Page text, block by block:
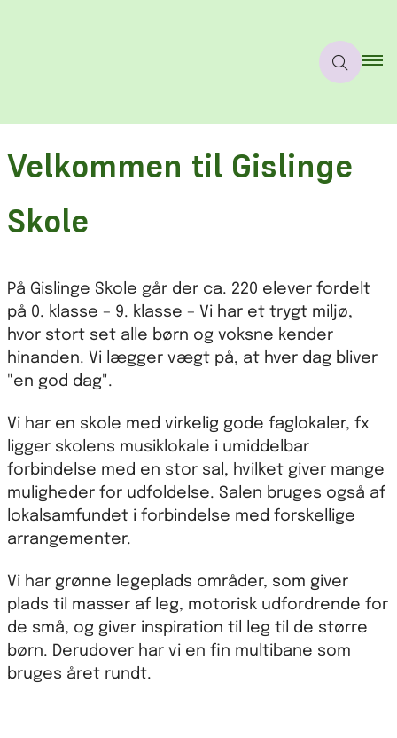
Velkommen til Gislinge
Skole
På Gislinge Skole går der ca. 220 elever fordelt
på 0. klasse – 9. klasse – Vi har et trygt miljø,
hvor stort set alle børn og voksne kender
hinanden. Vi lægger vægt på, at hver dag bliver
"en god dag".
Vi har en skole med virkelig gode faglokaler, fx
ligger skolens musiklokale i umiddelbar
forbindelse med en stor sal, hvilket giver mange
muligheder for udfoldelse. Salen bruges også af
lokalsamfundet i forbindelse med forskellige
arrangementer.
Vi har grønne legeplads områder, som giver
plads til masser af leg, motorisk udfordrende for
de små, og giver inspiration til leg til de større
børn. Derudover har vi en fin multibane som
bruges året rundt.